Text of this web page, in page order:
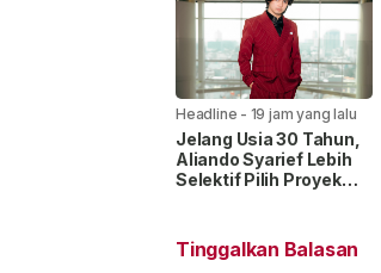
Headline - 19 jam yang lalu
Jelang Usia 30 Tahun,
Aliando Syarief Lebih
Selektif Pilih Proyek
Tinggalkan Balasan